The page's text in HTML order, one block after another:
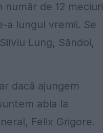
de 12 meciuri
a lungul vremii. Se
Lung, Săndoi,
dacă ajungem
abia la
Felix Grigore.